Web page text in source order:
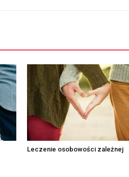
Leczenie osobowości zależnej